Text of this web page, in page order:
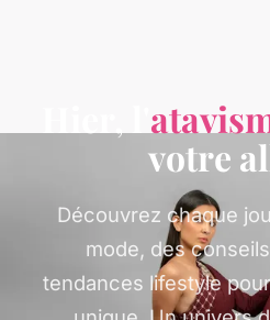
votre
Découvrez chaque
mode, des
tendances lifestyle